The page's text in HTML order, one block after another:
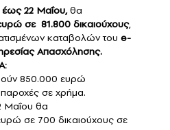
22 Μαΐου,θα
σε 81.800 δικαιούχους,
καταβολών του e-
Απασχόλησης.
850.000 ευρώ
σε χρήμα.
Μαΐου θα
σε 700 δικαιούχους σε